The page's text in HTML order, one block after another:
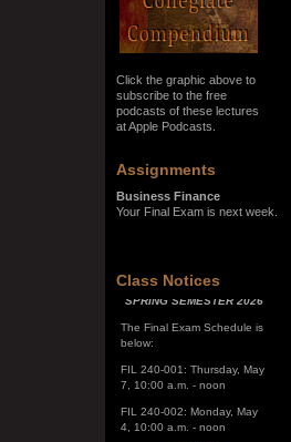
Click the graphic above to
subscribe to the free
podcasts of these lectures
at Apple Podcasts.
Assignments
Business Finance
Your Final Exam is next week.
Class Notices
SPRING SEMESTER 2026
The Final Exam Schedule is
FIL 240-001: Thursday, May
FIL 240-002: Monday, May